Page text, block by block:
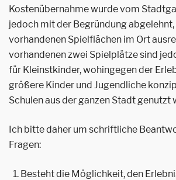
Kostenübernahme wurde vom
jedoch mit der Begründung abgelehnt,
vorhandenen Spielflächen im Ort
vorhandenen zwei Spielplätze sind
für Kleinstkinder, wohingegen der
größere Kinder und Jugendliche
Schulen aus der ganzen Stadt genutzt
Ich bitte daher um schriftliche
Fragen:
Besteht die Möglichkeit, den